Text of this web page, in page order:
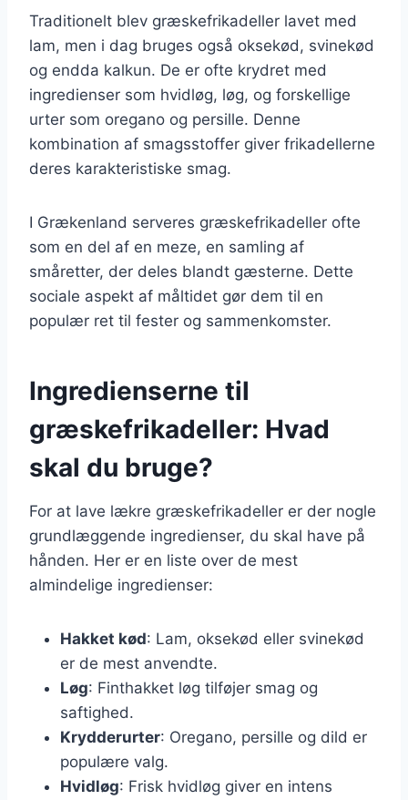
Traditionelt blev græskefrikadeller lavet med
lam, men i dag bruges også oksekød, svinekød
og endda kalkun. De er ofte krydret med
ingredienser som hvidløg, løg, og forskellige
urter som oregano og persille. Denne
kombination af smagsstoffer giver frikadellerne
deres karakteristiske smag.
I Grækenland serveres græskefrikadeller ofte
som en del af en meze, en samling af
småretter, der deles blandt gæsterne. Dette
sociale aspekt af måltidet gør dem til en
populær ret til fester og sammenkomster.
Ingredienserne til
græskefrikadeller: Hvad
skal du bruge?
For at lave lækre græskefrikadeller er der nogle
grundlæggende ingredienser, du skal have på
hånden. Her er en liste over de mest
almindelige ingredienser:
Hakket kød: Lam, oksekød eller svinekød
er de mest anvendte.
Løg: Finthakket løg tilføjer smag og
saftighed.
Krydderurter: Oregano, persille og dild er
populære valg.
Hvidløg: Frisk hvidløg giver en intens